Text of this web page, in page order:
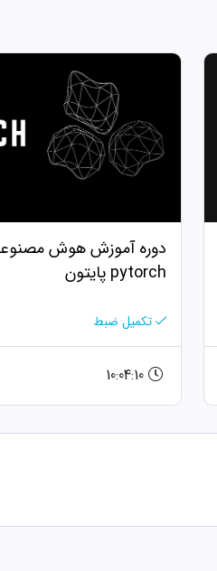
دوره آموزش هوش
pytorch پایتون
تکمیل ضبط
10:04:10